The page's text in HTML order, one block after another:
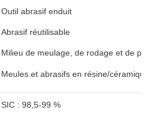
Outil abrasif enduit
Abrasif réutilisable
Milieu de meulage, de rodage et de
Meules et abrasifs en résine/céramique
SIC : 98,5-99 %